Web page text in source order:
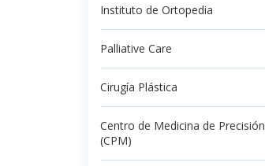
Instituto de Ortopedia
Palliative Care
Cirugía Plástica
Centro de Medicina de Precisión
(CPM)